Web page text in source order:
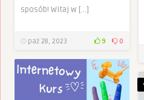
sposób! Witaj w […]
paź 28, 2023 9 0